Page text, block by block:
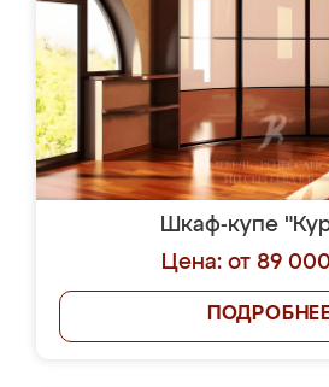
Шкаф-купе
Цена: от 89